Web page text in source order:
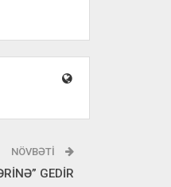
NÖVBƏTI
GEDİR